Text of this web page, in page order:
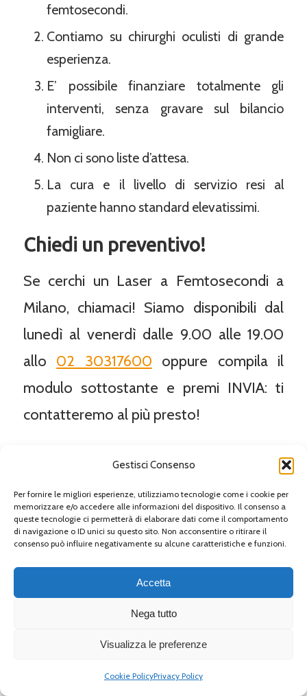
Gestisci Consenso
Per fornire le migliori esperienze, utilizziamo tecnologie come i cookie per
memorizzare e/o accedere alle informazioni del dispositivo. Il consenso a
queste tecnologie ci permetterà di elaborare dati come il comportamento
di navigazione o ID unici su questo sito. Non acconsentire o ritirare il
consenso può influire negativamente su alcune caratteristiche e funzioni.
Accetta
Nega tutto
Visualizza le preferenze
Cookie PolicyPrivacy Policy
femtosecondi.
Contiamo su chirurghi oculisti di grande
esperienza.
E’ possibile finanziare totalmente gli
interventi, senza gravare sul bilancio
famigliare.
Non ci sono liste d’attesa.
La cura e il livello di servizio resi al
paziente hanno standard elevatissimi.
Chiedi un preventivo!
Se cerchi un Laser a Femtosecondi a
Milano, chiamaci! Siamo disponibili dal
lunedì al venerdì dalle 9.00 alle 19.00
allo 02 30317600 oppure compila il
modulo sottostante e premi INVIA: ti
contatteremo al più presto!
e
e
C
o
n
T
e
l
e
n